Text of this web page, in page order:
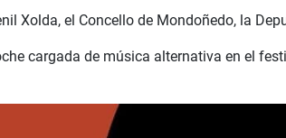
Xolda, el Concello de Mondoñedo, la
cargada de música alternativa en el